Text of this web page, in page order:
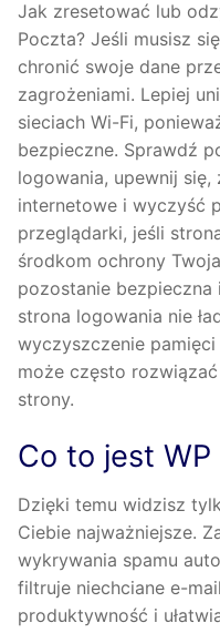
Jak zresetować lub
Poczta? Jeśli musisz
chronić swoje dane
zagrożeniami. Lepiej
sieciach Wi-Fi,
bezpieczne. Sprawdź
logowania, upewnij się,
internetowe i wyczyść
przeglądarki, jeśli
środkom ochrony
pozostanie bezpieczna
strona logowania nie
wyczyszczenie
może często
strony.
Co to jest WP
Dzięki temu widzisz
Ciebie najważniejsze.
wykrywania spamu
filtruje niechciane e-
produktywność i